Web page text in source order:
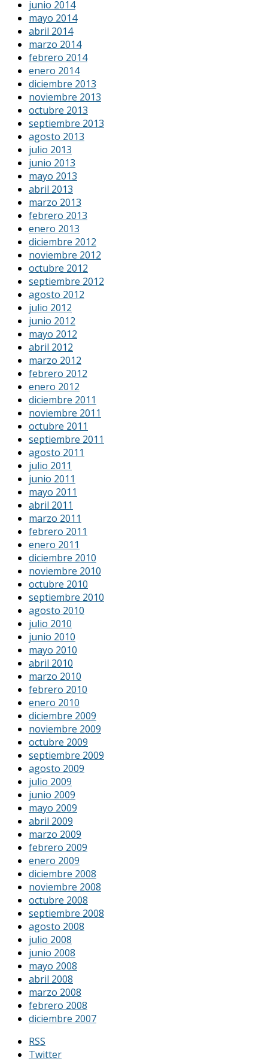
junio 2014
mayo 2014
abril 2014
marzo 2014
febrero 2014
enero 2014
diciembre 2013
noviembre 2013
octubre 2013
septiembre 2013
agosto 2013
julio 2013
junio 2013
mayo 2013
abril 2013
marzo 2013
febrero 2013
enero 2013
diciembre 2012
noviembre 2012
octubre 2012
septiembre 2012
agosto 2012
julio 2012
junio 2012
mayo 2012
abril 2012
marzo 2012
febrero 2012
enero 2012
diciembre 2011
noviembre 2011
octubre 2011
septiembre 2011
agosto 2011
julio 2011
junio 2011
mayo 2011
abril 2011
marzo 2011
febrero 2011
enero 2011
diciembre 2010
noviembre 2010
octubre 2010
septiembre 2010
agosto 2010
julio 2010
junio 2010
mayo 2010
abril 2010
marzo 2010
febrero 2010
enero 2010
diciembre 2009
noviembre 2009
octubre 2009
septiembre 2009
agosto 2009
julio 2009
junio 2009
mayo 2009
abril 2009
marzo 2009
febrero 2009
enero 2009
diciembre 2008
noviembre 2008
octubre 2008
septiembre 2008
agosto 2008
julio 2008
junio 2008
mayo 2008
abril 2008
marzo 2008
febrero 2008
diciembre 2007
RSS
Twitter